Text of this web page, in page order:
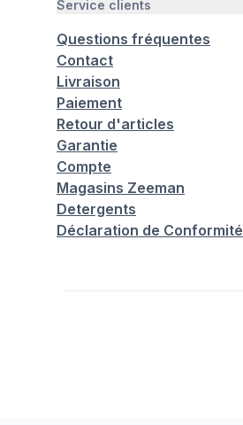
Service clients
Questions fréquentes
Contact
Livraison
Paiement
Retour d'articles
Garantie
Compte
Magasins Zeeman
Detergents
Déclaration de Conformité